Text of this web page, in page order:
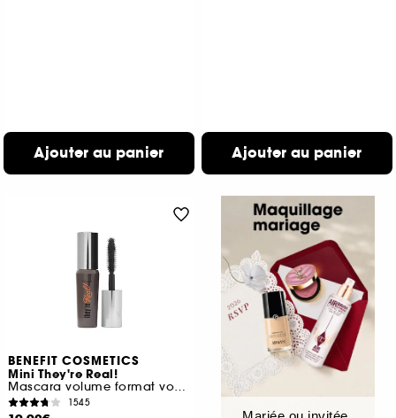
Ajouter au panier Ajouter au panier
BENEFIT COSMETICS
Mini They're Real!
Mascara volume format voyage
1545